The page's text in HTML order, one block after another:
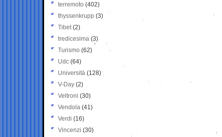
terremoto (402)
thyssenkrupp (3)
Tibet(2)
tredicesima (3)
Turismo (62)
Udc (64)
Università (128)
V-Day (2)
Veltroni (30)
Vendola (41)
Verdi (16)
Vincenzi (30)